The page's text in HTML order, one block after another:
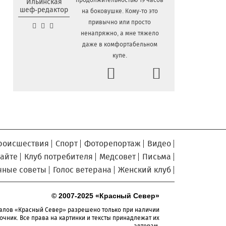
6.08.2026 16:20 Сельские труженики
Тотемского округа получат жилье с
правом выкупа за один процент
Детская футбольная секция
на первоклассника
6.08.2026 14:00 Вологодская область
подтвердила курс на полное
обеспечение лесовосстановления
семенным материалом
6.08.2026 13:28
Телемедицинские
технологии расширяют доступность
Ильинская
шеф-редактор
на боковушке. Кому-то это
привычно или просто
ненапряжно, а мне тяжело
даже в комфортабельном
купе.
Спорт Фоторепортаж
Видео
Клуб потребителя Медсовет
Письма
советы
Голос ветерана Женский клуб
© 2007-2025 «Красный Север»
«Красный Север» разрешено только при наличии
Все права на картинки и тексты принадлежат их